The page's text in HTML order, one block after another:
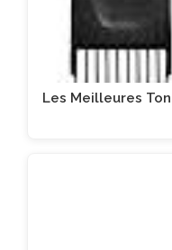
Les Meilleures